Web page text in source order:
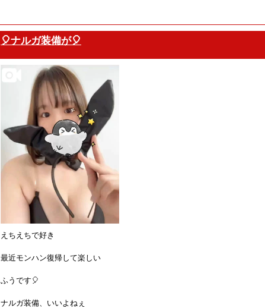
🎈ナルガ装備が🎈
えちえちで好き
最近モンハン復帰して楽しい
ふうです🎈
ナルガ装備、いいよねぇ